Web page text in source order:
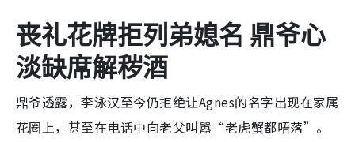
丧礼花牌拒列弟媳名 鼎爷心
淡缺席解秽酒
鼎爷透露，李泳汉至今仍拒绝让Agnes的名字出现在家属
花圈上，甚至在电话中向老父叫嚣“老虎蟹都唔落”。